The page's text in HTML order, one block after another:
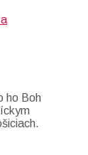
ho Boh